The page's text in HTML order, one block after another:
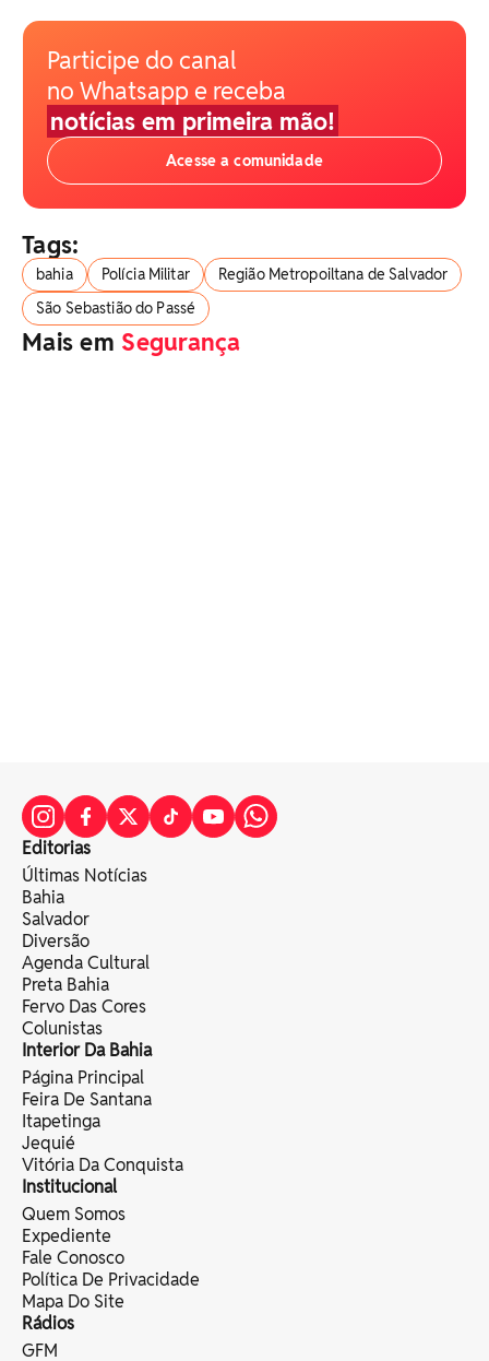
Participe do canal
no Whatsapp e receba
notícias em primeira mão!
Acesse a comunidade
Tags:
bahia Polícia Militar
Região Metropoiltana de Salvador
São Sebastião do Passé
Mais em Segurança
Editorias
Últimas Notícias
Bahia
Salvador
Diversão
Agenda Cultural
Preta Bahia
Fervo Das Cores
Colunistas
Interior Da Bahia
Página Principal
Feira De Santana
Itapetinga
Jequié
Vitória Da Conquista
Institucional
Quem Somos
Expediente
Fale Conosco
Política De Privacidade
Mapa Do Site
Rádios
GFM